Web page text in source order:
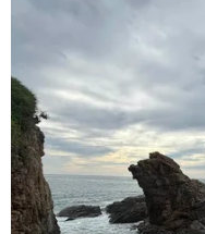
Thái Nguyên:
do bị nước cuốn
18/09/2014 07:25
Do mưa to, nước